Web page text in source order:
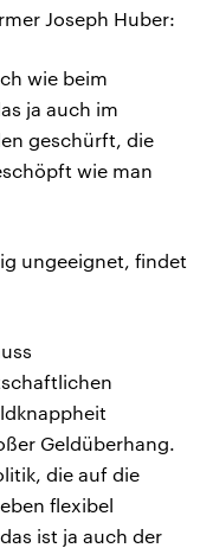
Joseph Huber:
wie beim
ja auch im
geschürft, die
wie man
ungeeignet, findet
Geldüberhang.
die auf die
flexibel
ist ja auch der